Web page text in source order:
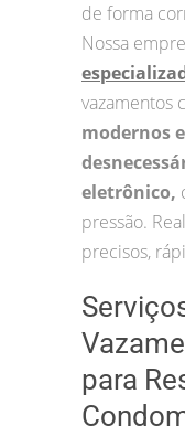
de forma
Nossa
vazamentos
modernos
eletrônico,
pressão.
precisos,
para